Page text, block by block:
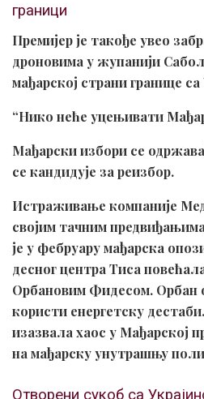
граници
Премијер је такође увео
дроновима у жупанији
мађарској страни границе
“Нико неће уцењивати
Мађарски избори се
се кандидује за реизбор.
Истраживање компаније
својим тачним
је у фебруару мађарска
десног центра Тиса
Орбановим Фидесом. Орбан
користи енергетску
изазвала хаос у Мађарској
на мађарску унутрашњу
Отворени сукоб са